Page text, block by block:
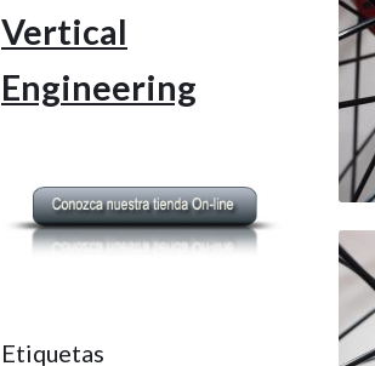
Vertical
Engineering
Etiquetas